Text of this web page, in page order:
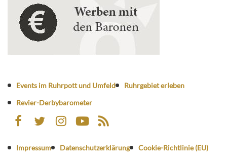
Events im Ruhrpott und Umfeld
Ruhrgebiet erleben
Revier-Derbybarometer
Impressum Datenschutzerklärung Cookie-Richtlinie (EU)